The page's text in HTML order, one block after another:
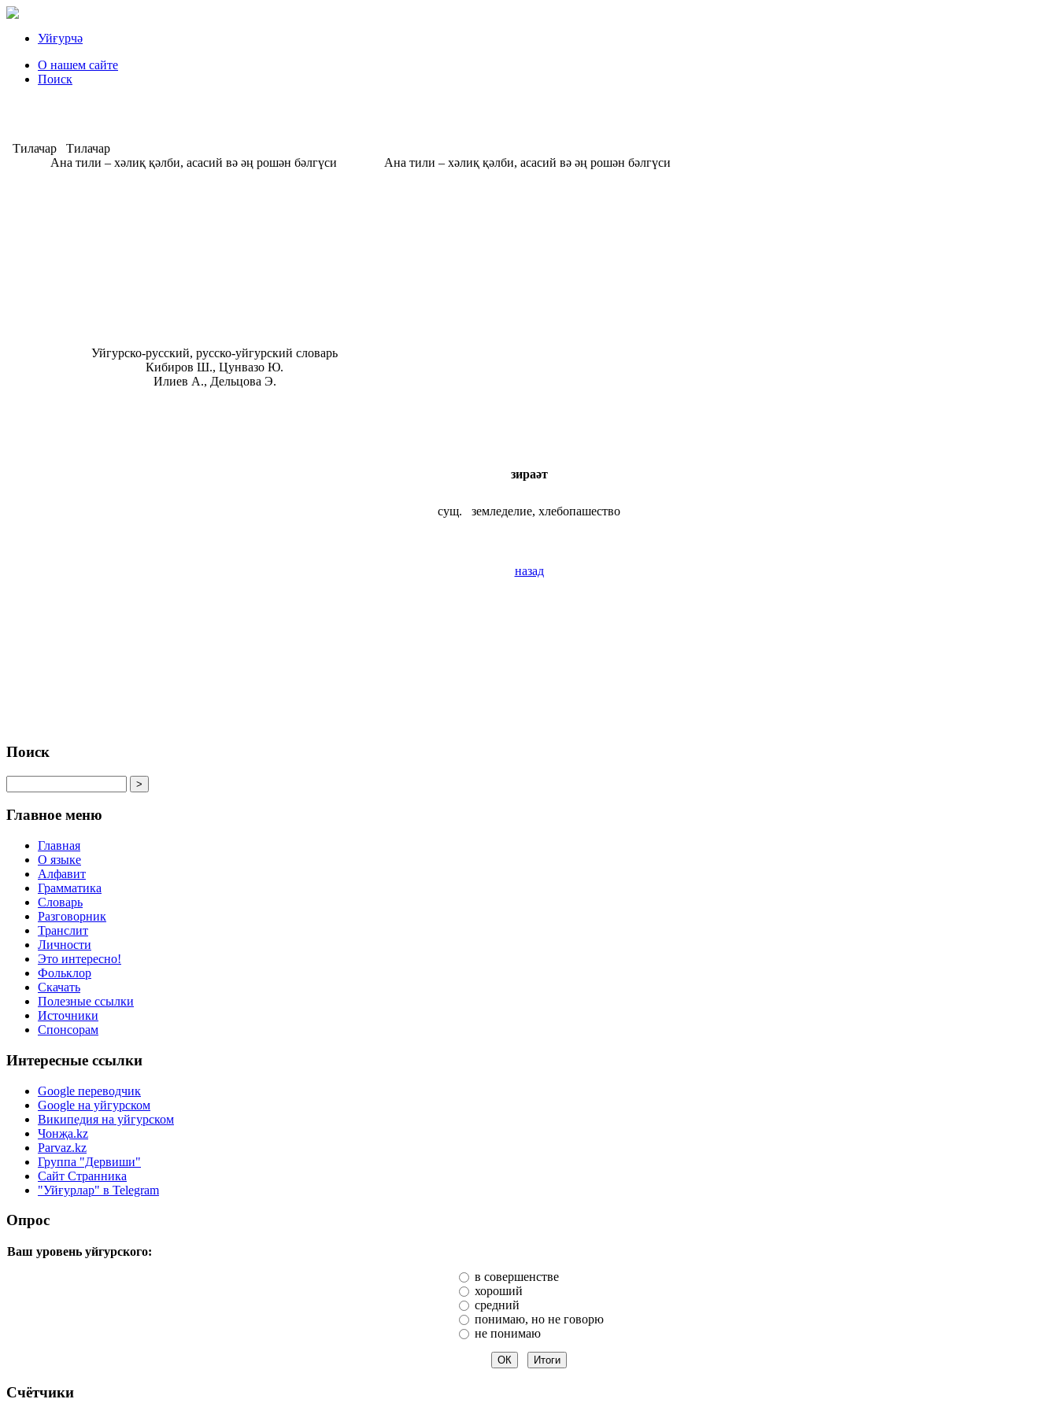
Уйғурчә
О нашем сайте
Поиск
Тилачар
Тилачар
Ана тили – хәлиқ қәлби, асасий вә әң рошән бәлгүси
Ана тили – хәлиқ қәлби, асасий вә әң рошән бәлгүси
Уйгурско-русский, русско-уйгурский словарь
Кибиров Ш., Цунвазо Ю.
Илиев А., Дельцова Э.
зираәт
сущ. земледелие, хлебопашество
назад
Поиск
Главное меню
Главная
О языке
Алфавит
Грамматика
Словарь
Разговорник
Транслит
Личности
Это интересно!
Фольклор
Скачать
Полезные ссылки
Источники
Спонсорам
Интересные ссылки
Google переводчик
Google на уйгурском
Википедия на уйгурском
Чонҗа.kz
Parvaz.kz
Группа "Дервиши"
Сайт Странника
"Уйғурлар" в Telegram
Опрос
Ваш уровень уйгурского:
в совершенстве
хороший
средний
понимаю, но не говорю
не понимаю
Счётчики